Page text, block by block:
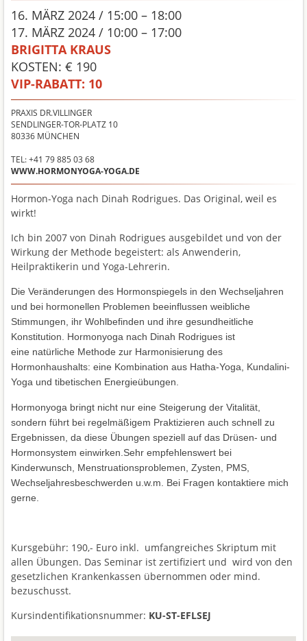
16. MÄRZ 2024 / 15:00 – 18:00
17. MÄRZ 2024 / 10:00 – 17:00
BRIGITTA KRAUS
KOSTEN: € 190
VIP-RABATT: 10
PRAXIS DR.VILLINGER
SENDLINGER-TOR-PLATZ 10
80336 MÜNCHEN
TEL: +41 79 885 03 68
WWW.HORMONYOGA-YOGA.DE
Hormon-Yoga nach Dinah Rodrigues. Das Original, weil es
wirkt!
Ich bin 2007 von Dinah Rodrigues ausgebildet und von der
Wirkung der Methode begeistert: als Anwenderin,
Heilpraktikerin und Yoga-Lehrerin.
Die Veränderungen des Hormonspiegels in den Wechseljahren
und bei hormonellen Problemen beeinflussen weibliche
Stimmungen, ihr Wohlbefinden und ihre gesundheitliche
Konstitution. Hormonyoga nach Dinah Rodrigues ist
eine natürliche Methode zur Harmonisierung des
Hormonhaushalts: eine Kombination aus Hatha-Yoga, Kundalini-
Yoga und tibetischen Energieübungen.
Hormonyoga bringt nicht nur eine Steigerung der Vitalität,
sondern führt bei regelmäßigem Praktizieren auch schnell zu
Ergebnissen, da diese Übungen speziell auf das Drüsen- und
Hormonsystem einwirken.Sehr empfehlenswert bei
Kinderwunsch, Menstruationsproblemen, Zysten, PMS,
Wechseljahresbeschwerden u.w.m. Bei Fragen kontaktiere mich
gerne.
Kursgebühr: 190,- Euro inkl. umfangreiches Skriptum mit
allen Übungen. Das Seminar ist zertifiziert und wird von den
gesetzlichen Krankenkassen übernommen oder mind.
bezuschusst.
Kursindentifikationsnummer: KU-ST-EFLSEJ